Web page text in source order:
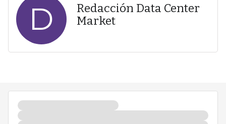
D
Redacción Data Center
Market